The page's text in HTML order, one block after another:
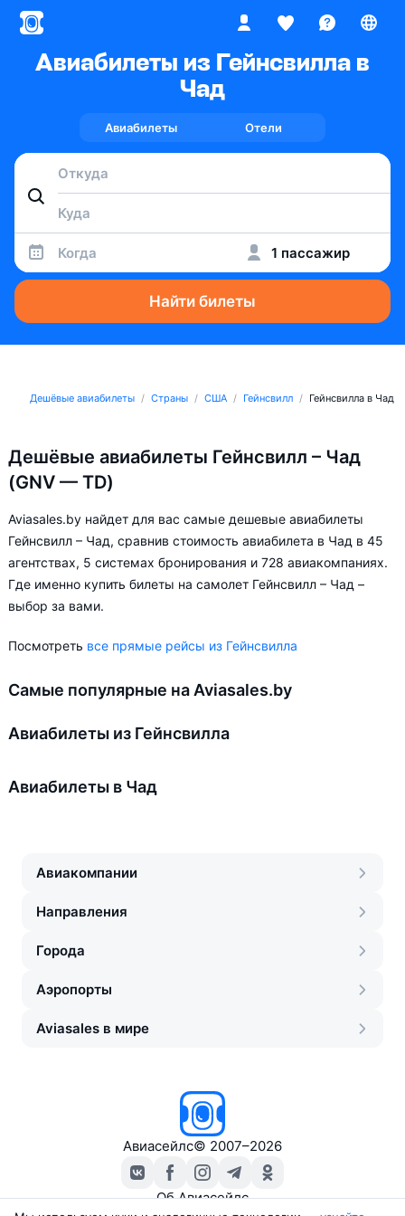
Авиабилеты из Гейнсвилла в
Чад
Авиабилеты Отели
Когда 1 пассажир
Найти билеты
Дешёвые авиабилеты Страны США Гейнсвилл Гейнсвилла в Чад
Дешёвые авиабилеты Гейнсвилл – Чад
(GNV — TD)
Aviasales.by найдет для вас самые дешевые авиабилеты
Гейнсвилл – Чад, сравнив стоимость авиабилета в Чад в 45
агентствах, 5 системах бронирования и 728 авиакомпаниях.
Где именно купить билеты на самолет Гейнсвилл – Чад –
выбор за вами.
Посмотреть все прямые рейсы из Гейнсвилла
Самые популярные на Aviasales.by
Авиабилеты из Гейнсвилла
Авиабилеты в Чад
Авиакомпании
Направления
Города
Аэропорты
Aviasales в мире
Авиасейлс© 2007–2026
Об Авиасейлс